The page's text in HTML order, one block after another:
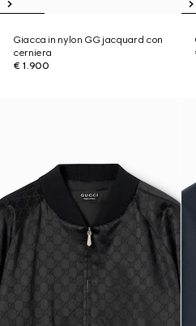
Giacca in nylon GG jacquard con
cerniera
€ 1.900